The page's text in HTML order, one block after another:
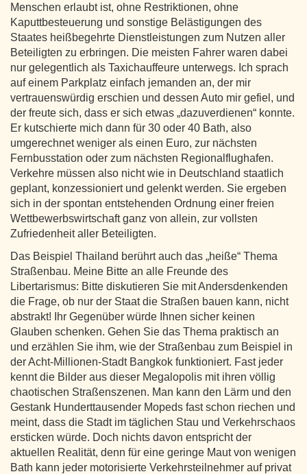
Menschen erlaubt ist, ohne Restriktionen, ohne
Kaputtbesteuerung und sonstige Belästigungen des
Staates heißbegehrte Dienstleistungen zum Nutzen aller
Beteiligten zu erbringen. Die meisten Fahrer waren dabei
nur gelegentlich als Taxichauffeure unterwegs. Ich sprach
auf einem Parkplatz einfach jemanden an, der mir
vertrauenswürdig erschien und dessen Auto mir gefiel, und
der freute sich, dass er sich etwas „dazuverdienen“ konnte.
Er kutschierte mich dann für 30 oder 40 Bath, also
umgerechnet weniger als einen Euro, zur nächsten
Fernbusstation oder zum nächsten Regionalflughafen.
Verkehre müssen also nicht wie in Deutschland staatlich
geplant, konzessioniert und gelenkt werden. Sie ergeben
sich in der spontan entstehenden Ordnung einer freien
Wettbewerbswirtschaft ganz von allein, zur vollsten
Zufriedenheit aller Beteiligten.
Das Beispiel Thailand berührt auch das „heiße“ Thema
Straßenbau. Meine Bitte an alle Freunde des
Libertarismus: Bitte diskutieren Sie mit Andersdenkenden
die Frage, ob nur der Staat die Straßen bauen kann, nicht
abstrakt! Ihr Gegenüber würde Ihnen sicher keinen
Glauben schenken. Gehen Sie das Thema praktisch an
und erzählen Sie ihm, wie der Straßenbau zum Beispiel in
der Acht-Millionen-Stadt Bangkok funktioniert. Fast jeder
kennt die Bilder aus dieser Megalopolis mit ihren völlig
chaotischen Straßenszenen. Man kann den Lärm und den
Gestank Hunderttausender Mopeds fast schon riechen und
meint, dass die Stadt im täglichen Stau und Verkehrschaos
ersticken würde. Doch nichts davon entspricht der
aktuellen Realität, denn für eine geringe Maut von wenigen
Bath kann jeder motorisierte Verkehrsteilnehmer auf privat